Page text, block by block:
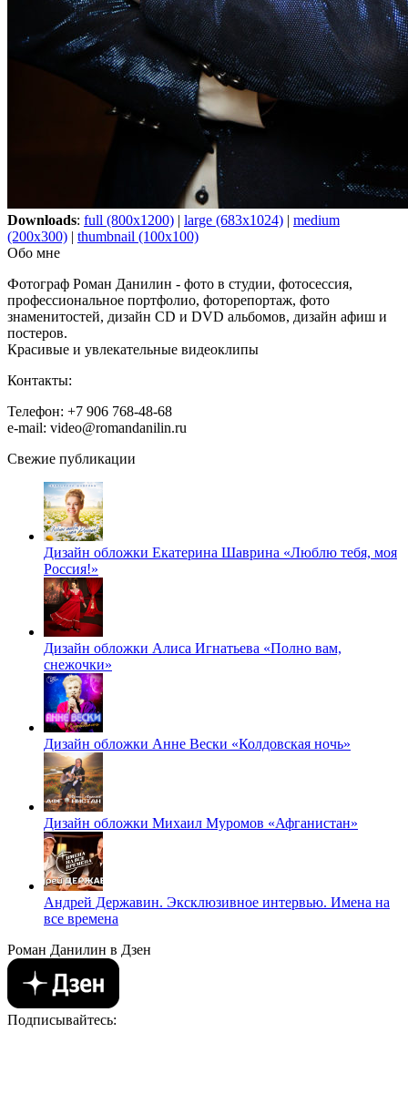
Downloads: full (800x1200) | large (683x1024) | medium
(200x300) | thumbnail (100x100)
Обо мне
Фотограф Роман Данилин - фото в студии, фотосессия,
профессиональное портфолио, фоторепортаж, фото
знаменитостей, дизайн CD и DVD альбомов, дизайн афиш и
постеров.
Красивые и увлекательные видеоклипы
Контакты:
Телефон: +7 906 768-48-68
e-mail: video@romandanilin.ru
Свежие публикации
Дизайн обложки Екатерина Шаврина «Люблю тебя, моя
Россия!»
Дизайн обложки Алиса Игнатьева «Полно вам,
снежочки»
Дизайн обложки Анне Вески «Колдовская ночь»
Дизайн обложки Михаил Муромов «Афганистан»
Андрей Державин. Эксклюзивное интервью. Имена на
все времена
Роман Данилин в Дзен
Подписывайтесь: